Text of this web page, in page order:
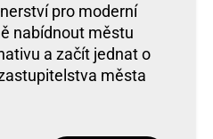
pro moderní
nabídnout městu
a začít jednat o
města